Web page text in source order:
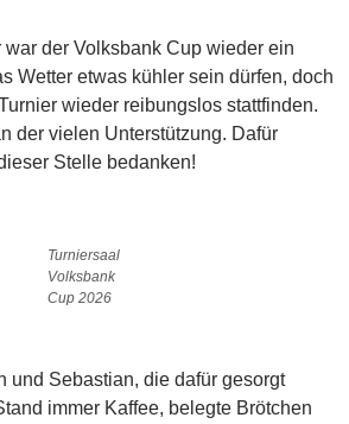
der Volksbank Cup wieder ein
Wetter etwas kühler sein dürfen, doch
wieder reibungslos stattfinden.
der vielen Unterstützung. Dafür
Stelle bedanken!
Turniersaal
Volksbank
Cup 2026
und Sebastian, die dafür gesorgt
immer Kaffee, belegte Brötchen